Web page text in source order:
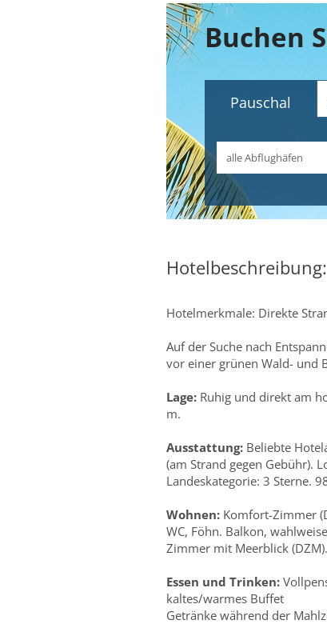
Buchen
Pauschal
Hotelmerkmale: Direkte
Auf der Suche nach
vor einer grünen Wald- und
Lage: Ruhig und direkt am
m.
Ausstattung: Beliebte
(am Strand gegen Gebühr).
Landeskategorie: 3 Sterne.
Wohnen: Komfort-Zimmer
WC, Föhn. Balkon,
Zimmer mit Meerblick
Essen und Trinken:
kaltes/warmes Buffet
Getränke während der